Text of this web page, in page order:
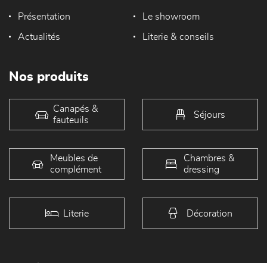
Présentation Le showroom
Actualités Literie & conseils
Nos produits
Canapés &
fauteuils
Séjours
Meubles de
complément
Chambres &
dressing
Literie Décoration